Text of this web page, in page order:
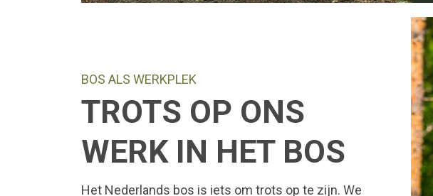
BOS ALS WERKPLEK
TROTS OP ONS
WERK IN HET BOS
Het Nederlands bos is iets om trots op te zijn. We